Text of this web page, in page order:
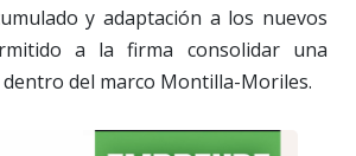
y adaptación a los nuevos
a la firma consolidar una
del marco Montilla-Moriles.